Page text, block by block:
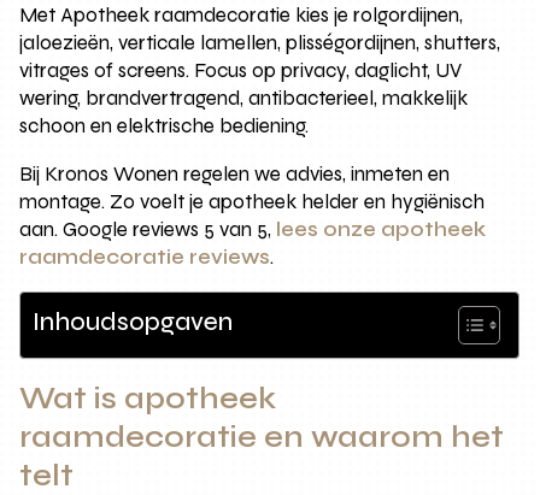
Met Apotheek raamdecoratie kies je rolgordijnen,
jaloezieën, verticale lamellen, plisségordijnen, shutters,
vitrages of screens. Focus op privacy, daglicht, UV
wering, brandvertragend, antibacterieel, makkelijk
schoon en elektrische bediening.
Bij Kronos Wonen regelen we advies, inmeten en
montage. Zo voelt je apotheek helder en hygiënisch
aan. Google reviews 5 van 5, lees onze apotheek
raamdecoratie reviews.
Inhoudsopgaven
Wat is apotheek
raamdecoratie en waarom het
telt